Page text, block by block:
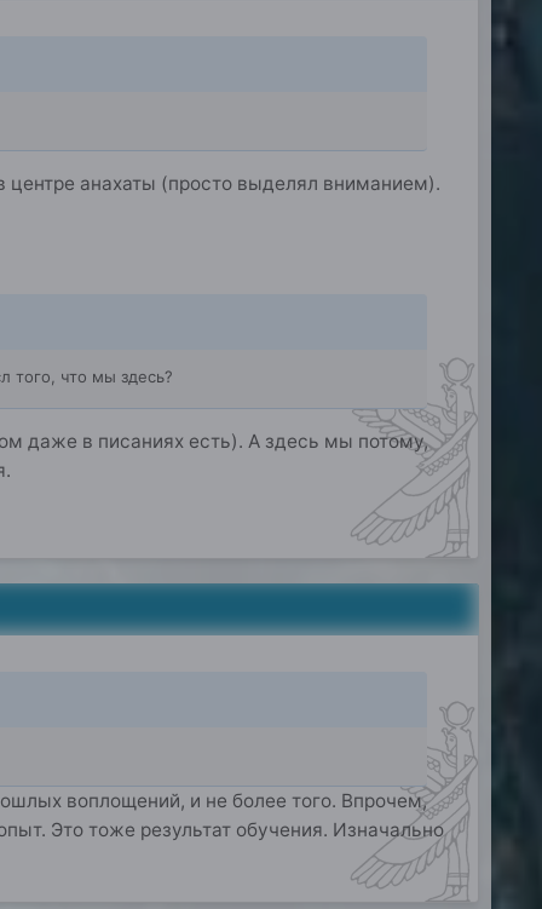
центре анахаты (просто выделял вниманием).
того, что мы здесь?
даже в писаниях есть). А здесь мы потому,
воплощений, и не более того. Впрочем,
Это тоже результат обучения. Изначально